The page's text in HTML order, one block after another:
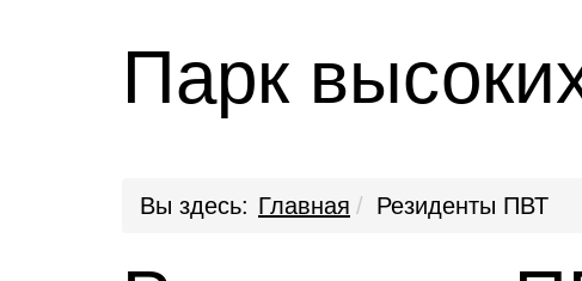
Парк
Вы здесь: Главная Резиденты ПВТ